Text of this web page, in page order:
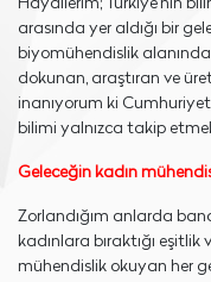
Hayallerim; Türkiye’nin
arasında yer aldığı bir
biyomühendislik
dokunan, araştıran ve
inanıyorum ki
bilimi yalnızca takip
Geleceğin kadın
Zorlandığım anlarda
kadınlara bıraktığı
mühendislik okuyan her